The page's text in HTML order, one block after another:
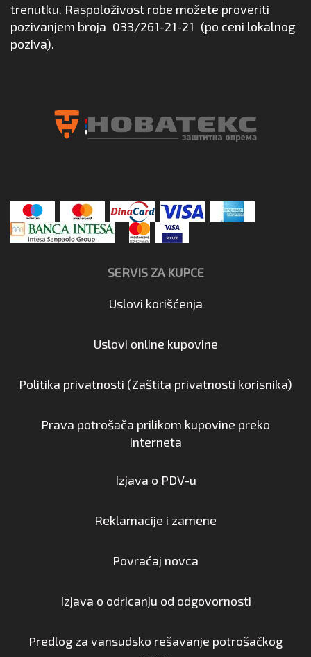
trenutku. Raspoloživost robe možete proveriti
pozivanjem broja 033/261-21-21 (po ceni lokalnog
poziva).
SERVIS ZA KUPCE
Uslovi korišćenja
Uslovi online kupovine
Politika privatnosti (Zaštita privatnosti korisnika)
Prava potrošača prilikom kupovine preko
interneta
Izjava o PDV-u
Reklamacije i zamene
Povraćaj novca
Izjava o odricanju od odgovornosti
Predlog za vansudsko rešavanje potrošačkog